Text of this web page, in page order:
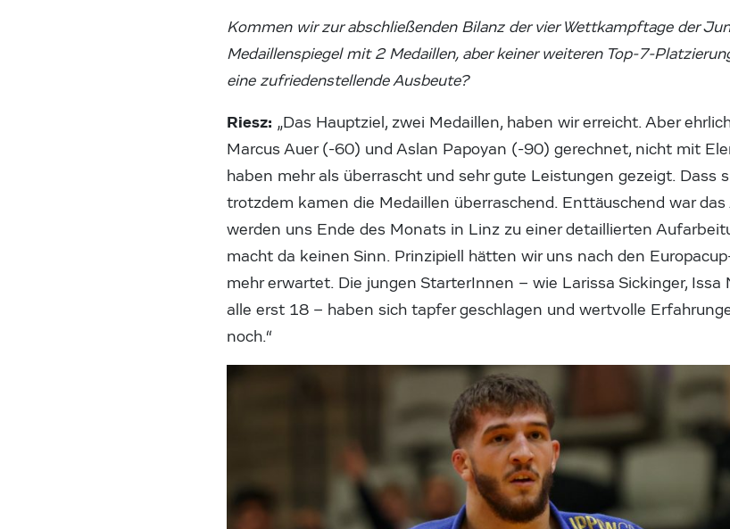
Kommen wir zur abschließenden Bilanz der vier Wettkampftage der
Medaillenspiegel mit 2 Medaillen, aber keiner weiteren Top-7-
eine zufriedenstellende Ausbeute?
Riesz: „Das Hauptziel, zwei Medaillen, haben wir erreicht. Aber
Marcus Auer (-60) und Aslan Papoyan (-90) gerechnet, nicht mit
haben mehr als überrascht und sehr gute Leistungen gezeigt. Dass
trotzdem kamen die Medaillen überraschend. Enttäuschend war
werden uns Ende des Monats in Linz zu einer detaillierten
macht da keinen Sinn. Prinzipiell hätten wir uns nach den
mehr erwartet. Die jungen StarterInnen – wie Larissa Sickinger, Issa
alle erst 18 – haben sich tapfer geschlagen und wertvolle
noch.“